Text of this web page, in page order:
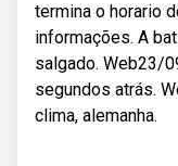
termina o horario
informações. A
salgado. Web23/
segundos atrás.
clima, alemanha.